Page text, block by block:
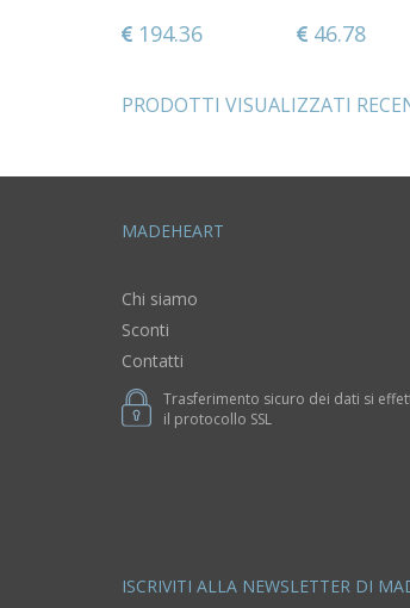
di casa articoli
religiosi
194.36
Scrignetto
semilavorato
46.78
perline in argilla
polimerica
115.93
gioielli accessori
da donna
115.93
PRODOTTI VISUALIZZATI
MADEHEART
Chi siamo
Sconti
Contatti
Trasferimento sicuro dei dati si
il protocollo SSL
ISCRIVITI ALLA NEWSLETTER DI